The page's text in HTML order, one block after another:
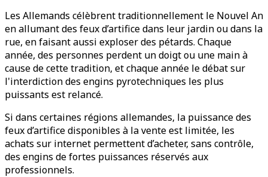
Les Allemands célèbrent traditionnellement le Nouvel An
en allumant des feux d’artifice dans leur jardin ou dans la
rue, en faisant aussi exploser des pétards. Chaque
année, des personnes perdent un doigt ou une main à
cause de cette tradition, et chaque année le débat sur
l'interdiction des engins pyrotechniques les plus
puissants est relancé.
Si dans certaines régions allemandes, la puissance des
feux d’artifice disponibles à la vente est limitée, les
achats sur internet permettent d’acheter, sans contrôle,
des engins de fortes puissances réservés aux
professionnels.